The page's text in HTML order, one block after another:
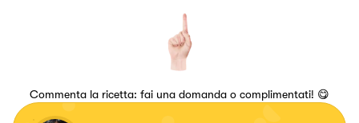
Commenta la ricetta: fai una domanda o complimentati! 😋